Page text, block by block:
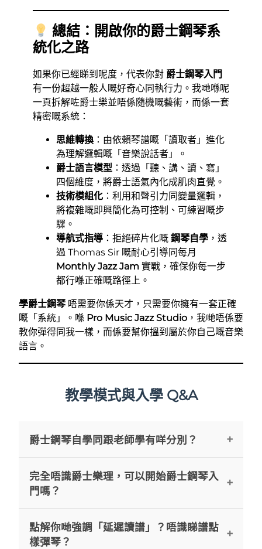
總結：開啟你的爵士鋼琴系
統化之路
如果你已經睇到呢度，代表你對 爵士鋼琴入門
有一份超越一般人嘅好奇心同執行力。我哋喺呢
一頁拆解咗爵士樂並唔係隨機嘅藝術，而係一套
精密嘅系統：
思維轉換 ：由依賴琴譜嘅「讀取者」進化
為理解邏輯嘅「音樂說話者」。
爵士語言模型 ：透過「聽、講、讀、寫」
四個維度，將爵士語氣內化成肌肉直覺。
技術模組化 ：利用和聲引力同變量邏輯，
將複雜嘅即興簡化為可控制、可練習嘅步
驟。
導航式指導：拒絕碎片化嘅 鋼琴自學 ，透
過 Thomas Sir 嘅耐心引導同每月
Monthly Jazz Jam 實戰，確保你每一步
都行喺正確嘅路徑上。
學爵士鋼琴唔需要你係天才，只需要你擁有一套正確
嘅「系統」。喺 Pro Music Jazz Studio ，我哋唔係要
教你彈得同我一樣，而係要幫你搵到屬於你自己嘅音樂
語言。
教學模式與入學 Q&A
爵士鋼琴自學同跟老師學有咩分別？
鋼琴自學看似成本低，但最大問題係欠缺一套專
業嘅「導航系統」。自學者容易喺網上學到碎片
化嘅 Scale 或和弦，但往往無法串連成音樂。Pro
Music 嘅「爵士語言模型教學法」提供全景導
航，幫你喺
完全唔識爵士樂理，可以開始爵士鋼琴入
門嗎？
可以。我哋主張將音樂視為一種語言，而唔係死
記硬背嘅公式。
點解你哋強調「延遲讀譜」？唔識睇譜點
樣彈琴？